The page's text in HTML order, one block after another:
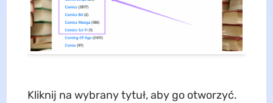
Kliknij na wybrany tytuł, aby go otworzyć.